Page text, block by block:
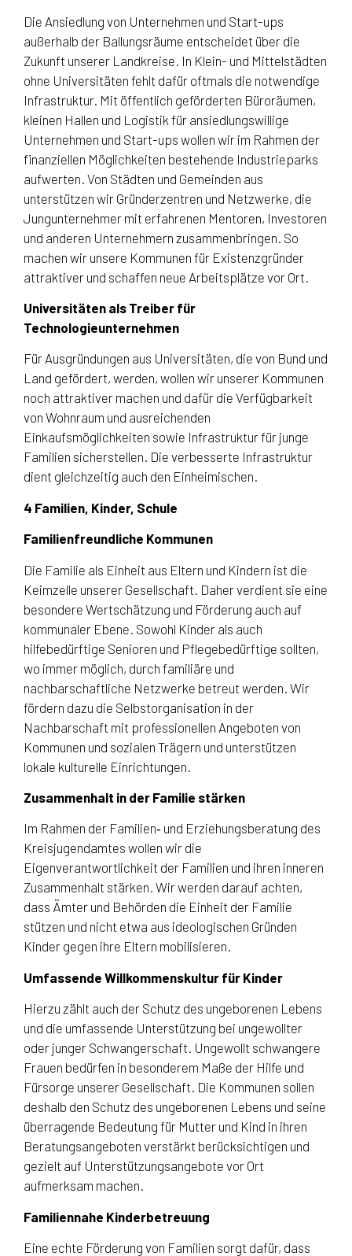
Die Ansiedlung von Unternehmen und Start-ups
außerhalb der Ballungsräume entscheidet über die
Zukunft unserer Landkreise. In Klein- und Mittelstädten
ohne Universitäten fehlt dafür oftmals die notwendige
Infrastruktur. Mit öffentlich geförderten Büroräumen,
kleinen Hallen und Logistik für ansiedlungswillige
Unternehmen und Start-ups wollen wir im Rahmen der
finanziellen Möglichkeiten bestehende Industrieparks
aufwerten. Von Städten und Gemeinden aus
unterstützen wir Gründerzentren und Netzwerke, die
Jungunternehmer mit erfahrenen Mentoren, Investoren
und anderen Unternehmern zusammenbringen. So
machen wir unsere Kommunen für Existenzgründer
attraktiver und schaffen neue Arbeitsplätze vor Ort.
Universitäten als Treiber für
Technologieunternehmen
Für Ausgründungen aus Universitäten, die von Bund und
Land gefördert, werden, wollen wir unserer Kommunen
noch attraktiver machen und dafür die Verfügbarkeit
von Wohnraum und ausreichenden
Einkaufsmöglichkeiten sowie Infrastruktur für junge
Familien sicherstellen. Die verbesserte Infrastruktur
dient gleichzeitig auch den Einheimischen.
4 Familien, Kinder, Schule
Familienfreundliche Kommunen
Die Familie als Einheit aus Eltern und Kindern ist die
Keimzelle unserer Gesellschaft. Daher verdient sie eine
besondere Wertschätzung und Förderung auch auf
kommunaler Ebene. Sowohl Kinder als auch
hilfebedürftige Senioren und Pflegebedürftige sollten,
wo immer möglich, durch familiäre und
nachbarschaftliche Netzwerke betreut werden. Wir
fördern dazu die Selbstorganisation in der
Nachbarschaft mit professionellen Angeboten von
Kommunen und sozialen Trägern und unterstützen
lokale kulturelle Einrichtungen.
Zusammenhalt in der Familie stärken
Im Rahmen der Familien‑ und Erziehungsberatung des
Kreisjugendamtes wollen wir die
Eigenverantwortlichkeit der Familien und ihren inneren
Zusammenhalt stärken. Wir werden darauf achten,
dass Ämter und Behörden die Einheit der Familie
stützen und nicht etwa aus ideologischen Gründen
Kinder gegen ihre Eltern mobilisieren.
Umfassende Willkommenskultur für Kinder
Hierzu zählt auch der Schutz des ungeborenen Lebens
und die umfassende Unterstützung bei ungewollter
oder junger Schwangerschaft. Ungewollt schwangere
Frauen bedürfen in besonderem Maße der Hilfe und
Fürsorge unserer Gesellschaft. Die Kommunen sollen
deshalb den Schutz des ungeborenen Lebens und seine
überragende Bedeutung für Mutter und Kind in ihren
Beratungsangeboten verstärkt berücksichtigen und
gezielt auf Unterstützungsangebote vor Ort
aufmerksam machen.
Familiennahe Kinderbetreuung
Eine echte Förderung von Familien sorgt dafür, dass